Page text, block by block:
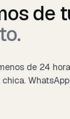
de
de 24